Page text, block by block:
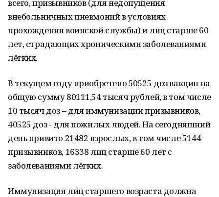
всего, призывников (для недопущения
внебольничных пневмоний в условиях
прохождения воинской службы) и лиц старше 60
лет, страдающих хроническими заболеваниями
лёгких.
В текущем году приобретено 50525 доз вакцин на
общую сумму 80111,54 тысяч рублей, в том числе
10 тысяч доз – для иммунизации призывников,
40525 доз - для пожилых людей. На сегодняшний
день привито 21482 взрослых, в том числе 5144
призывников, 16338 лиц старше 60 лет с
заболеваниями лёгких.
Иммунизация лиц старшего возраста должна